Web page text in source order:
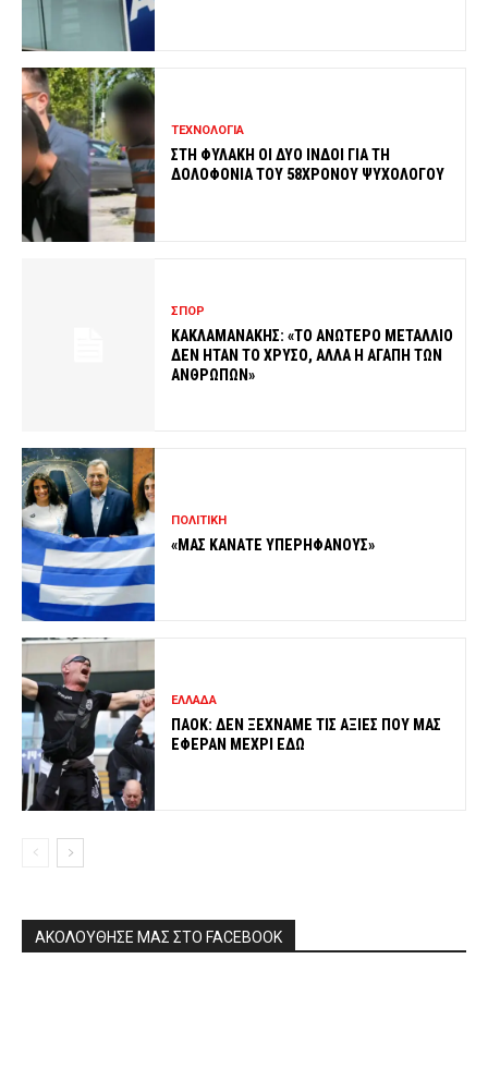
ΤΕΧΝΟΛΟΓΙΑ
ΣΤΗ ΦΥΛΑΚΗ ΟΙ ΔΥΟ ΙΝΔΟΙ ΓΙΑ ΤΗ
ΔΟΛΟΦΟΝΙΑ ΤΟΥ 58ΧΡΟΝΟΥ ΨΥΧΟΛΟΓΟΥ
ΣΠΟΡ
ΚΑΚΛΑΜΑΝΑΚΗΣ: «ΤΟ ΑΝΩΤΕΡΟ ΜΕΤΑΛΛΙΟ
ΔΕΝ ΗΤΑΝ ΤΟ ΧΡΥΣΟ, ΑΛΛΑ Η ΑΓΑΠΗ ΤΩΝ
ΑΝΘΡΩΠΩΝ»
ΠΟΛΙΤΙΚΗ
«ΜΑΣ ΚΑΝΑΤΕ ΥΠΕΡΗΦΑΝΟΥΣ»
ΕΛΛΑΔΑ
ΠΑΟΚ: ΔΕΝ ΞΕΧΝΑΜΕ ΤΙΣ ΑΞΙΕΣ ΠΟΥ ΜΑΣ
ΕΦΕΡΑΝ ΜΕΧΡΙ ΕΔΩ
ΑΚΟΛΟΥΘΗΣΕ ΜΑΣ ΣΤΟ FACEBOOK